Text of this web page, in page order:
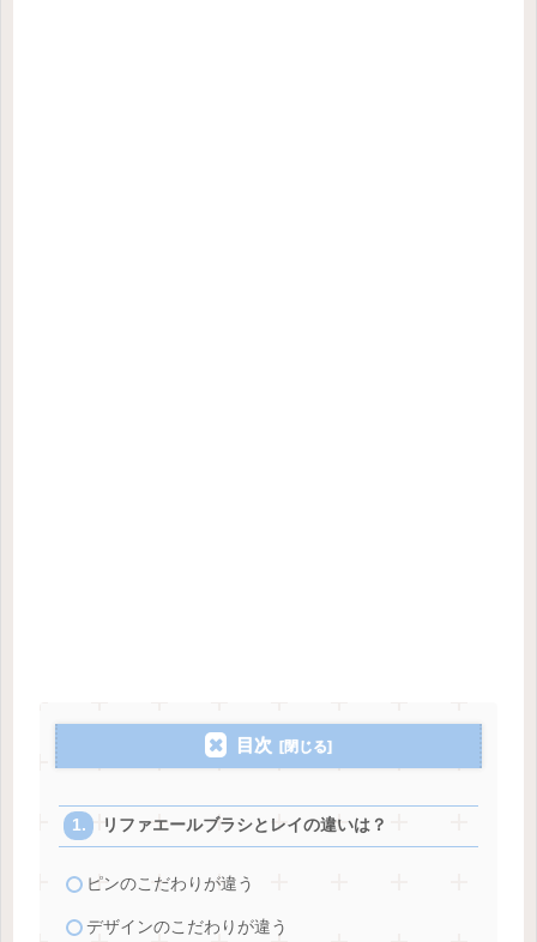
目次
リファエールブラシとレイの違いは？
ピンのこだわりが違う
デザインのこだわりが違う